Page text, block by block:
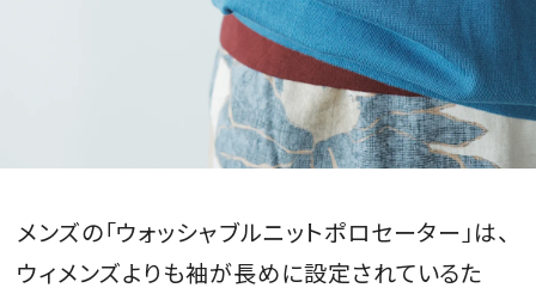
メンズの「ウォッシャブルニットポロセーター」は、
ウィメンズよりも袖が長めに設定されているた